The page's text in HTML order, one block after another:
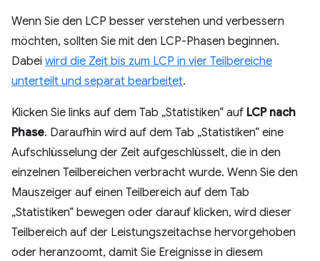
Wenn Sie den LCP besser verstehen und verbessern
möchten, sollten Sie mit den LCP-Phasen beginnen.
Dabei wird die Zeit bis zum LCP in vier Teilbereiche
unterteilt und separat bearbeitet.
Klicken Sie links auf dem Tab „Statistiken“ auf LCP nach
Phase. Daraufhin wird auf dem Tab „Statistiken“ eine
Aufschlüsselung der Zeit aufgeschlüsselt, die in den
einzelnen Teilbereichen verbracht wurde. Wenn Sie den
Mauszeiger auf einen Teilbereich auf dem Tab
„Statistiken“ bewegen oder darauf klicken, wird dieser
Teilbereich auf der Leistungszeitachse hervorgehoben
oder heranzoomt, damit Sie Ereignisse in diesem